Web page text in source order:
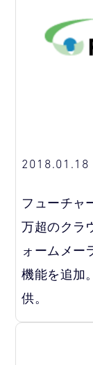
2018.01.18
フューチャ
万超のクラ
ォームメー
機能を追加
供。